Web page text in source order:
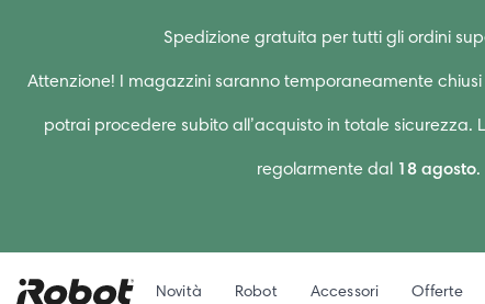
Spedizione gratuita per tutti gli ordini
Attenzione! I magazzini saranno temporaneamente chiusi
potrai procedere subito all’acquisto in totale sicurezza.
regolarmente dal 18 agosto.
Novità Robot Accessori Offerte